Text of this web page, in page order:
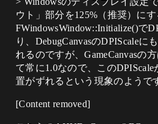
ウト」部分を125%（推奨）にす
FWindowsWindow::Initialize()で
り、DebugCanvasのDPIScaleに
れるのですが、GameCanvasの
て常に1.0なので、この
置がずれるという現象のようで
[Content removed]